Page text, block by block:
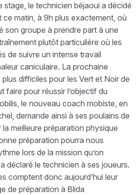
stage, le technicien béjaoui a décidé
ce matin, à 9h plus exactement, où
son groupe à prendre part à une
plutôt particulière où les
de suivre un intense travail
caniculaire. La prochaine
difficiles pour les Vert et Noir de
faire pour réussir l’objectif du
le nouveau coach mobiste, en
demande ainsi à ses poulains de
meilleure préparation physique
préparation pourra nous
lors de la mission qu’on
déclaré le technicien à ses joueurs.
comptent donc aujourd’hui leur
de préparation à Blida